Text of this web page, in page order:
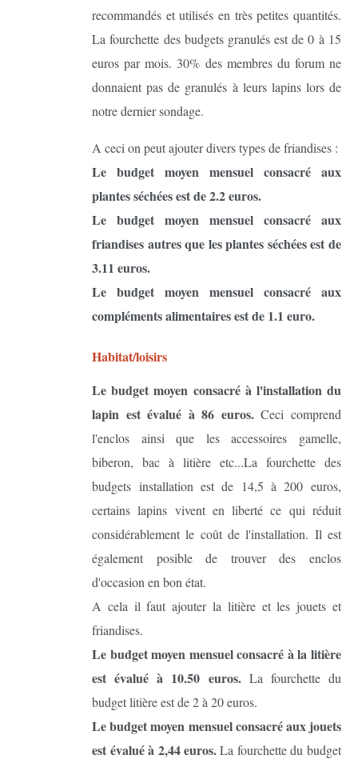
recommandés et utilisés en très petites quantités.
La fourchette des budgets granulés est de 0 à 15
euros par mois. 30% des membres du forum ne
donnaient pas de granulés à leurs lapins lors de
notre dernier sondage.
A ceci on peut ajouter divers types de friandises :
Le budget moyen mensuel consacré aux
plantes séchées est de 2.2 euros.
Le budget moyen mensuel consacré aux
friandises autres que les plantes séchées est de
3.11 euros.
Le budget moyen mensuel consacré aux
compléments alimentaires est de 1.1 euro.
Habitat/loisirs
Le budget moyen consacré à l'installation du
lapin est évalué à 86 euros.Ceci comprend
l'enclos ainsi que les accessoires gamelle,
biberon, bac à litière etc...La fourchette des
budgets installation est de 14,5 à 200 euros,
certains lapins vivent en liberté ce qui réduit
considérablement le coût de l'installation. Il est
également posible de trouver des enclos
d'occasion en bon état.
A cela il faut ajouter la litière et les jouets et
friandises.
Le budget moyen mensuel consacré à la litière
est évalué à 10.50 euros.La fourchette du
budget litière est de 2 à 20 euros.
Le budget moyen mensuel consacré aux jouets
est évalué à 2,44 euros.La fourchette du budget